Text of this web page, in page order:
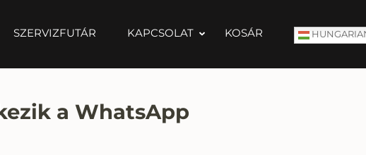
SZERVIZFUTÁR KAPCSOLAT KOSÁR
a WhatsApp